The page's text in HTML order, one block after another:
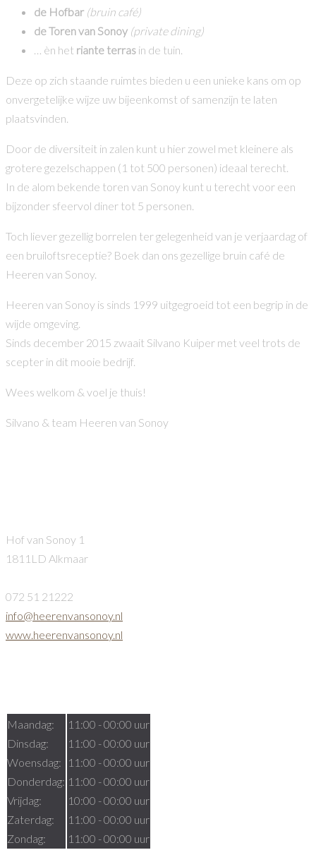
de Hofbar (bruin café)
de Toren van Sonoy (private dining)
… èn het riante terras in de tuin.
Deze op zich staande ruimtes bieden u een unieke kans om op
onvergetelijke wijze uw bijeenkomst of samenzijn te laten
plaatsvinden.
Door de diversiteit in zalen kunt u hier zowel met kleinere als
grotere gezelschappen (1 tot 500 personen) ideaal terecht.
In de alom bekende toren van Sonoy kunt u terecht voor een
bijzonder sfeervol diner tot 5 personen.
Toch liever gezellig borrelen ter gelegenheid van je verjaardag of
een bruiloftsreceptie? Boek dan ons gezellige bruin café de
Heeren van Sonoy.
Heeren van Sonoy is sinds 1999 uitgegroeid tot een begrip in de
wijde omgeving.
Sinds december 2015 zwaait Silvano Kuiper met veel trots de
scepter in dit mooie bedrijf.
Wees welkom & voel je thuis!
Silvano & team Heeren van Sonoy
Hof van Sonoy 1
1811LD Alkmaar
072 51 21222
info@heerenvansonoy.nl
www.heerenvansonoy.nl
Maandag:
Dinsdag:
Woensdag:
Donderdag:
Vrijdag:
Zaterdag:
Zondag:
11:00 - 00:00 uur
11:00 - 00:00 uur
11:00 - 00:00 uur
11:00 - 00:00 uur
10:00 - 00:00 uur
11:00 - 00:00 uur
11:00 - 00:00 uur